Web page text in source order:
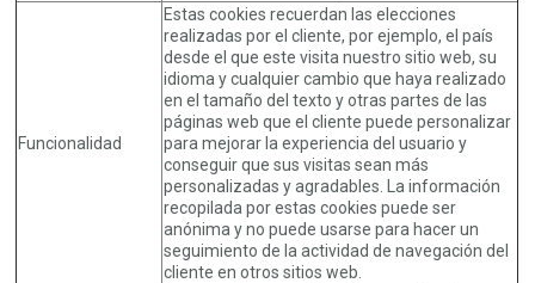
Funcionalidad
Estas cookies recuerdan las elecciones
realizadas por el cliente, por ejemplo, el país
desde el que este visita nuestro sitio web, su
idioma y cualquier cambio que haya realizado
en el tamaño del texto y otras partes de las
páginas web que el cliente puede personalizar
para mejorar la experiencia del usuario y
conseguir que sus visitas sean más
personalizadas y agradables. La información
recopilada por estas cookies puede ser
anónima y no puede usarse para hacer un
seguimiento de la actividad de navegación del
cliente en otros sitios web.